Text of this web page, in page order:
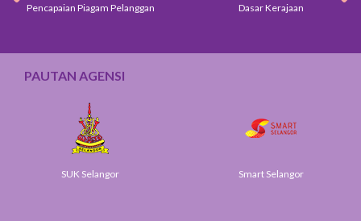
Pencapaian Piagam Pelanggan Dasar Kerajaan
PAUTAN AGENSI
SUK Selangor Smart Selangor